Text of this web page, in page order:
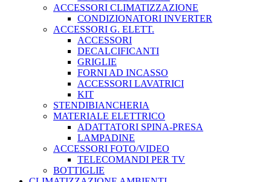
ACCESSORI CLIMATIZZAZIONE
CONDIZIONATORI INVERTER
ACCESSORI G. ELETT.
ACCESSORI
DECALCIFICANTI
GRIGLIE
FORNI AD INCASSO
ACCESSORI LAVATRICI
KIT
STENDIBIANCHERIA
MATERIALE ELETTRICO
ADATTATORI SPINA-PRESA
LAMPADINE
ACCESSORI FOTO/VIDEO
TELECOMANDI PER TV
BOTTIGLIE